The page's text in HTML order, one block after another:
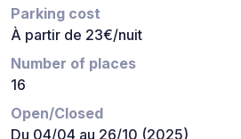
Parking cost
À partir de 23€/nuit
Number of places
16
Open/Closed
Du 04/04 au 26/10 (2025)